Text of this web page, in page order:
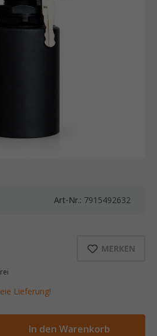
Art-Nr.: 7915492632
MERKEN
Lieferung!
In den Warenkorb